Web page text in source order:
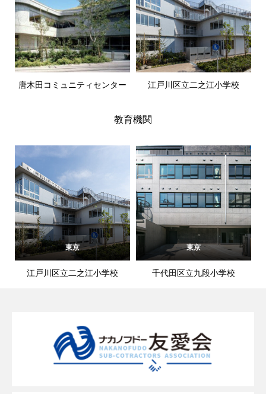
唐木田コミュニティセンター 江戸川区立二之江小学校
教育機関
東京
江戸川区立二之江小学校
東京
千代田区立九段小学校